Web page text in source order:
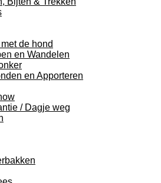
de hond
en Wandelen
en Apporteren
/ Dagje weg